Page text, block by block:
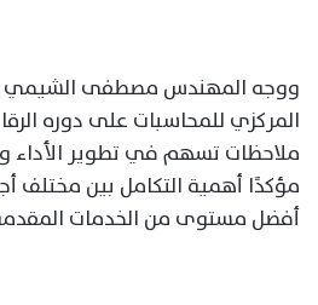
ووجه المهندس مصطفى الشيمي
المركزي للمحاسبات على دوره
ملاحظات تسهم في تطوير الأداء
مؤكدًا أهمية التكامل بين مختلف
أفضل مستوى من الخدمات